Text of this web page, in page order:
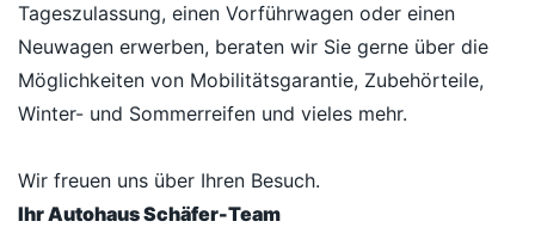
Tageszulassung, einen Vorführwagen oder einen
Neuwagen erwerben, beraten wir Sie gerne über die
Möglichkeiten von Mobilitätsgarantie, Zubehörteile,
Winter- und Sommerreifen und vieles mehr.
Wir freuen uns über Ihren Besuch.
Ihr Autohaus Schäfer-Team